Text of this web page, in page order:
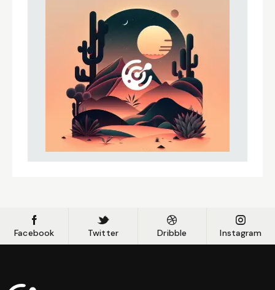
Facebook Twitter Dribble Instagram